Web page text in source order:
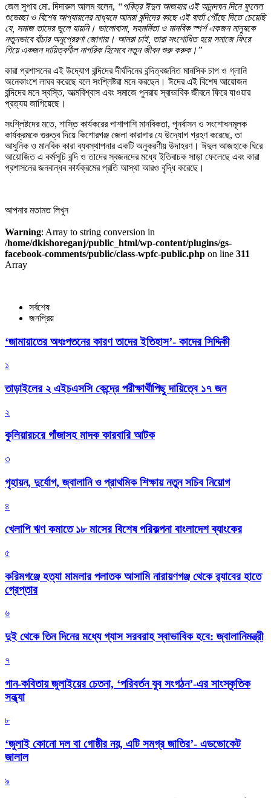
জেল সুপার মো. দিদারুল আলম বলেন, “পবিত্র ঈদুল আজহার এই আনন্দঘন দিনে ফুলেল
শুভেচ্ছা ও বিশেষ আপ্যায়নের মাধ্যমে আমরা বন্দিদের কাছে এই বার্তা পৌঁছে দিতে চেয়েছি
যে, সমাজ তাদের ভুলে যায়নি। ভালোবাসা, সহমর্মিতা ও মানবিক স্পর্শ একজন মানুষকে
নতুনভাবে বাঁচার অনুপ্রেরণা জোগায়। আমরা চাই, তারা সংশোধিত হয়ে সমাজে ফিরে
গিয়ে একজন দায়িত্বশীল নাগরিক হিসেবে নতুন জীবন শুরু করুক।”
কারা প্রশাসনের এই উদ্যোগ বন্দিদের দীর্ঘদিনের বন্দিত্বজনিত মানসিক চাপ ও গ্লানি
অনেকাংশে লাঘব করেছে বলে সংশ্লিষ্টরা মনে করছেন। ঈদের এই বিশেষ আয়োজন
বন্দিদের মনে স্বস্তি, আত্মবিশ্বাস এবং সমাজে পুনরায় স্বাভাবিক জীবনে ফিরে যাওয়ার
প্রত্যয় জাগিয়েছে।
সংশ্লিষ্টদের মতে, শাস্তি কার্যকরের পাশাপাশি মানবিকতা, পুনর্বাসন ও সংশোধনমূলক
কার্যক্রমকে গুরুত্ব দিয়ে কিশোরগঞ্জ জেলা কারাগার যে উদ্যোগ গ্রহণ করেছে, তা
আধুনিক ও মানবিক কারা ব্যবস্থাপনার একটি অনুকরণীয় উদাহরণ। ঈদুল আজহাকে ঘিরে
আয়োজিত এ কর্মসূচি বন্দি ও তাদের স্বজনদের মধ্যে ইতিবাচক সাড়া ফেলেছে এবং কারা
প্রশাসনের জনবান্ধব কার্যক্রমের প্রতি আস্থা আরও বৃদ্ধি করেছে।
আপনার মতামত লিখুন
Warning: Array to string conversion in
/home/dkishoreganj/public_html/wp-content/plugins/gs-
facebook-comments/public/class-wpfc-public.php on line 311
Array
সর্বশেষ
জনপ্রিয়
‘জামায়াতের অধঃপতনের কারণ তাদের ইতিহাস’- কাদের সিদ্দিকী
১
তাড়াইলের ২ এইচএসসি কেন্দ্রে পরীক্ষার্থীপিছু দায়িত্বে ১৭ জন
২
কুলিয়ারচরে গাঁজাসহ মাদক কারবারি আটক
৩
গৃহায়ন, দুর্যোগ, জ্বালানি ও প্রাথমিক শিক্ষায় নতুন সচিব নিয়োগ
৪
খেলাপি ঋণ কমাতে ১৮ মাসের বিশেষ পরিকল্পনা বাংলাদেশ ব্যাংকের
৫
করিমগঞ্জে হত্যা মামলার পলাতক আসামি নারায়ণগঞ্জ থেকে র‌্যাবের হাতে
গ্রেপ্তার
৬
দুই থেকে তিন দিনের মধ্যে গ্যাস সরবরাহ স্বাভাবিক হবে: জ্বালানিমন্ত্রী
৭
গান-কবিতায় জুলাইয়ের চেতনা, ‘পরিবর্তন যুব সংগঠন’-এর সাংস্কৃতিক
সন্ধ্যা
৮
‘জুলাই কোনো দল বা গোষ্ঠীর নয়, এটি সমগ্র জাতির’- এডভোকেট
জালাল
৯